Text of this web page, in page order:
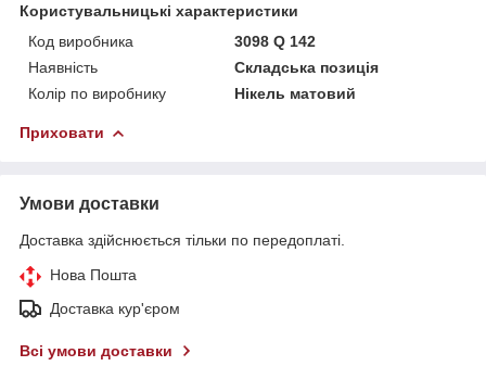
Користувальницькі характеристики
Код виробника
3098 Q 142
Наявність
Складська позиція
Колір по виробнику
Нікель матовий
Приховати
Умови доставки
Доставка здійснюється тільки по передоплаті.
Нова Пошта
Доставка кур'єром
Всі умови доставки